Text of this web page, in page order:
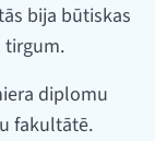
bija būtiskas
tirgum.
diplomu
fakultātē.